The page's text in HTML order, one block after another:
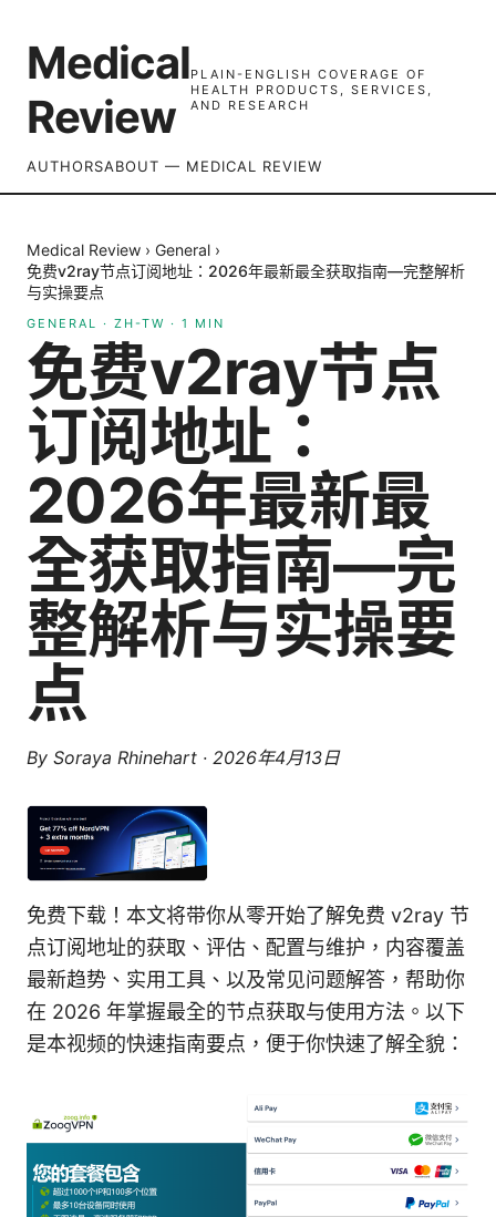
Medical
Review
PLAIN-ENGLISH COVERAGE OF
HEALTH PRODUCTS, SERVICES,
AND RESEARCH
AUTHORSABOUT — MEDICAL REVIEW
Medical Review › General ›
免费v2ray节点订阅地址：2026年最新最全获取指南—完整解析
与实操要点
GENERAL · ZH-TW · 1 MIN
免费v2ray节点
订阅地址：
2026年最新最
全获取指南—完
整解析与实操要
点
By Soraya Rhinehart · 2026年4月13日
免费下载！本文将带你从零开始了解免费 v2ray 节
点订阅地址的获取、评估、配置与维护，内容覆盖
最新趋势、实用工具、以及常见问题解答，帮助你
在 2026 年掌握最全的节点获取与使用方法。以下
是本视频的快速指南要点，便于你快速了解全貌：